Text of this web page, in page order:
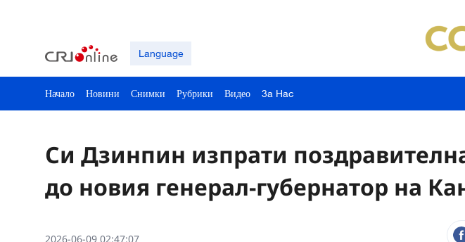
Language
Начало Новини Снимки Рубрики Видео 3a Hac
Си Дзинпин изпрати
до новия генерал-губернатор на
2026-06-09 02:47:07